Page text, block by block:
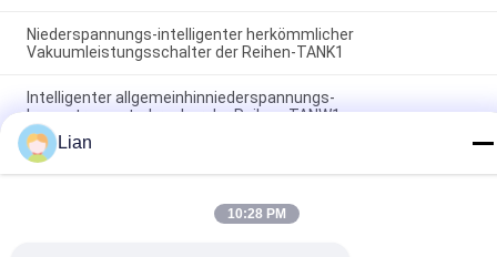
Niederspannungs-intelligenter herkömmlicher
Vakuumleistungsschalter der Reihen-TANK1
Intelligenter allgemeinhinniederspannungs-
Innenstromunterbrecher der Reihen-TANW1
Beliebte Kategorien Alle
Lian
10:28 PM